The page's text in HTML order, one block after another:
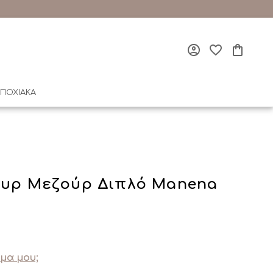
Μεζούρ Διπλό Manena
μου;